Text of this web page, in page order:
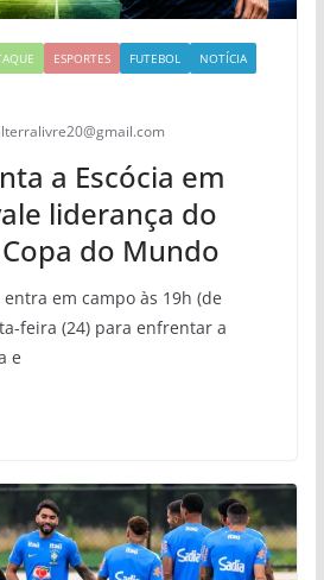
ESPORTES FUTEBOL
NOTÍCIA
a Escócia em
liderança do
do Mundo
em campo às 19h (de
feira (24) para enfrentar a
e